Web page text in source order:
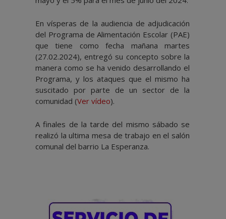
En vísperas de la audiencia de adjudicación
del Programa de Alimentación Escolar (PAE)
que tiene como fecha mañana martes
(27.02.2024), entregó su concepto sobre la
manera como se ha venido desarrollando el
Programa, y los ataques que el mismo ha
suscitado por parte de un sector de la
comunidad (Ver vídeo).
A finales de la tarde del mismo sábado se
realizó la ultima mesa de trabajo en el salón
comunal del barrio La Esperanza.